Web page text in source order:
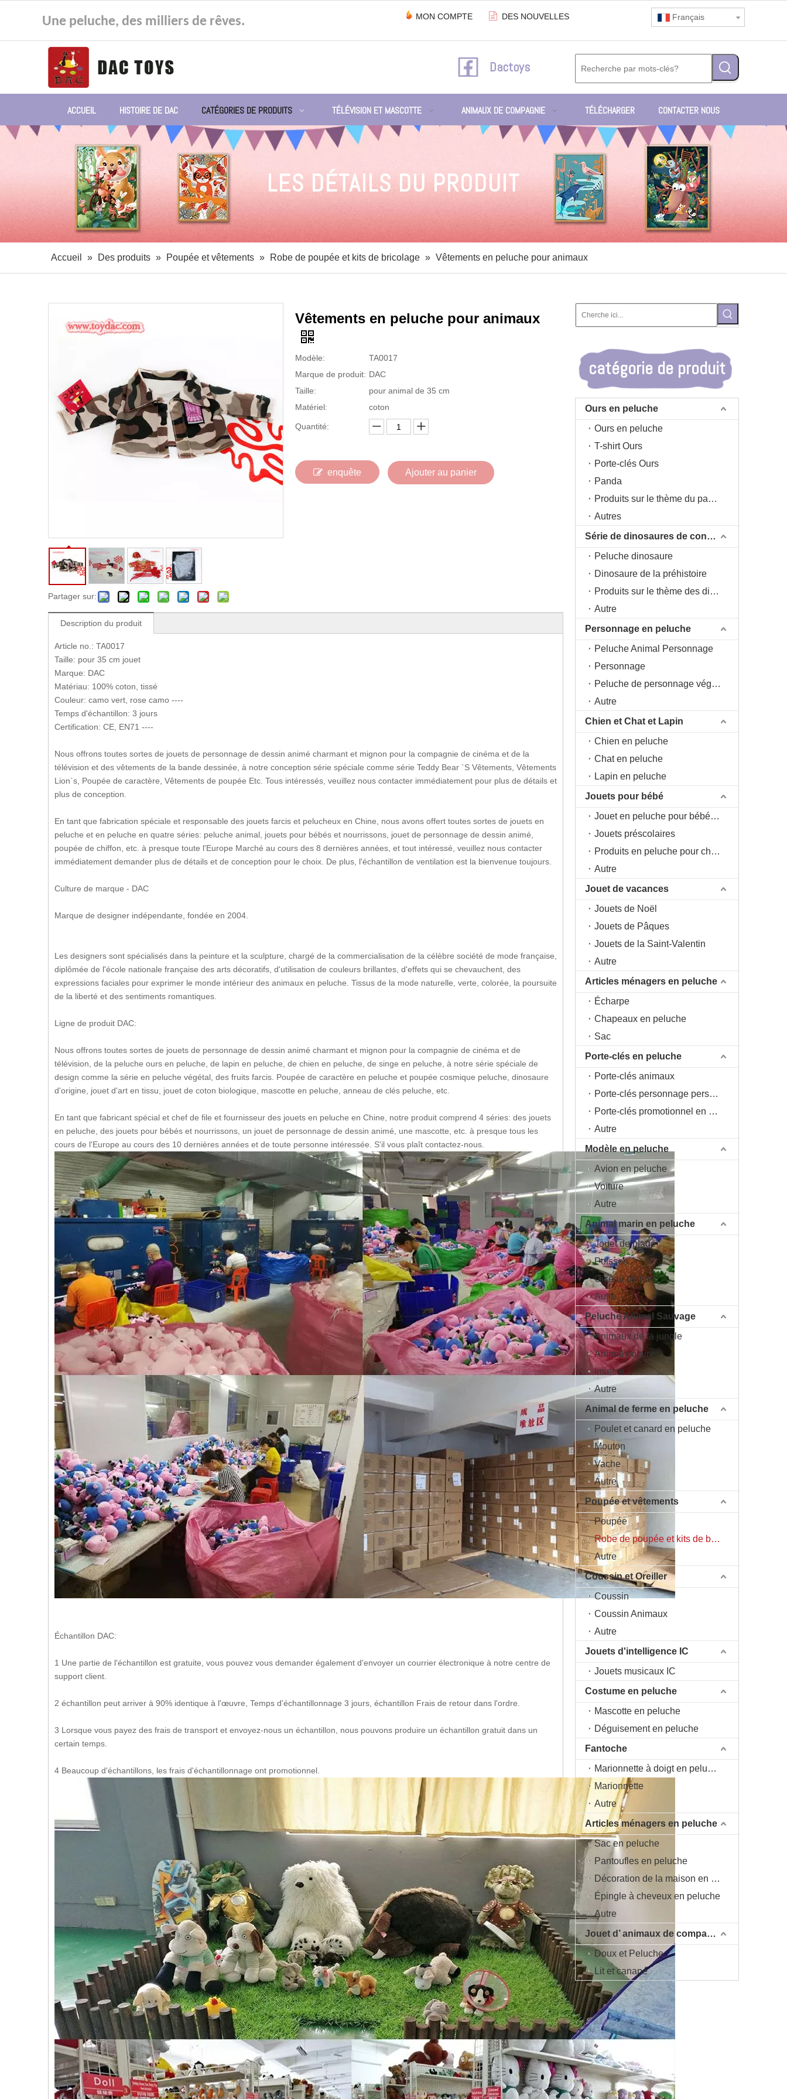
Une peluche, des milliers de rêves. MON COMPTE  DES NOUVELLES Français
Dactoys
ACCUEIL HISTOIRE DE DAC CATÉGORIES DE PRODUITS TÉLÉVISION ET MASCOTTE ANIMAUX DE COMPAGNIE TÉLÉCHARGER CONTACTER NOUS
LES DÉTAILS DU PRODUIT
Accueil » Des produits » Poupée et vêtements » Robe de poupée et kits de bricolage » Vêtements en peluche pour animaux
Partager sur:
Vêtements en peluche pour animaux
Modèle:
TA0017
Marque de produit: DAC
Taille:
pour animal de 35 cm
Matériel:
coton
Quantité:
enquête Ajouter au panier
Description du produit
Article no.: TA0017
Taille: pour 35 cm jouet
Marque: DAC
Matériau: 100% coton, tissé
Couleur: camo vert, rose camo ----
Temps d'échantillon: 3 jours
Certification: CE, EN71 ----
Nous offrons toutes sortes de jouets de personnage de dessin animé charmant et mignon pour la compagnie de cinéma et de la
télévision et des vêtements de la bande dessinée, à notre conception série spéciale comme série Teddy Bear `S Vêtements, Vêtements
Lion`s, Poupée de caractère, Vêtements de poupée Etc. Tous intéressés, veuillez nous contacter immédiatement pour plus de détails et
plus de conception.
En tant que fabrication spéciale et responsable des jouets farcis et pelucheux en Chine, nous avons offert toutes sortes de jouets en
peluche et en peluche en quatre séries: peluche animal, jouets pour bébés et nourrissons, jouet de personnage de dessin animé,
poupée de chiffon, etc. à presque toute l'Europe Marché au cours des 8 dernières années, et tout intéressé, veuillez nous contacter
immédiatement demander plus de détails et de conception pour le choix. De plus, l'échantillon de ventilation est la bienvenue toujours.
Culture de marque - DAC
Marque de designer indépendante, fondée en 2004.
Les designers sont spécialisés dans la peinture et la sculpture, chargé de la commercialisation de la célèbre société de mode française,
diplômée de l'école nationale française des arts décoratifs, d'utilisation de couleurs brillantes, d'effets qui se chevauchent, des
expressions faciales pour exprimer le monde intérieur des animaux en peluche. Tissus de la mode naturelle, verte, colorée, la poursuite
de la liberté et des sentiments romantiques.
Ligne de produit DAC:
Nous offrons toutes sortes de jouets de personnage de dessin animé charmant et mignon pour la compagnie de cinéma et de
télévision, de la peluche ours en peluche, de lapin en peluche, de chien en peluche, de singe en peluche, à notre série spéciale de
design comme la série en peluche végétal, des fruits farcis. Poupée de caractère en peluche et poupée cosmique peluche, dinosaure
d'origine, jouet d'art en tissu, jouet de coton biologique, mascotte en peluche, anneau de clés peluche, etc.
En tant que fabricant spécial et chef de file et fournisseur des jouets en peluche en Chine, notre produit comprend 4 séries: des jouets
en peluche, des jouets pour bébés et nourrissons, un jouet de personnage de dessin animé, une mascotte, etc. à presque tous les
cours de l'Europe au cours des 10 dernières années et de toute personne intéressée. S'il vous plaît contactez-nous.
Échantillon DAC:
1 Une partie de l'échantillon est gratuite, vous pouvez vous demander également d'envoyer un courrier électronique à notre centre de
support client.
2 échantillon peut arriver à 90% identique à l'œuvre, Temps d'échantillonnage 3 jours, échantillon Frais de retour dans l'ordre.
3 Lorsque vous payez des frais de transport et envoyez-nous un échantillon, nous pouvons produire un échantillon gratuit dans un
certain temps.
4 Beaucoup d'échantillons, les frais d'échantillonnage ont promotionnel.
catégorie de produit
Ours en peluche
Ours en peluche
T-shirt Ours
Porte-clés Ours
Panda
Produits sur le thème du panda
Autres
Série de dinosaures de conception originale DAC
Peluche dinosaure
Dinosaure de la préhistoire
Produits sur le thème des dinosaures
Autre
Personnage en peluche
Peluche Animal Personnage
Personnage
Peluche de personnage végétal
Autre
Chien et Chat et Lapin
Chien en peluche
Chat en peluche
Lapin en peluche
Jouets pour bébé
Jouet en peluche pour bébé 0+
Jouets préscolaires
Produits en peluche pour chambre d'enfant
Autre
Jouet de vacances
Jouets de Noël
Jouets de Pâques
Jouets de la Saint-Valentin
Autre
Articles ménagers en peluche
Écharpe
Chapeaux en peluche
Sac
Porte-clés en peluche
Porte-clés animaux
Porte-clés personnage personnage
Porte-clés promotionnel en peluche
Autre
Modèle en peluche
Avion en peluche
Voiture
Autre
Animal marin en peluche
Jouet de plage
Poisson
Oiseau de mer
Autre
Peluche Animal Sauvage
Animaux de la jungle
Animal polaire
Insecte
Autre
Animal de ferme en peluche
Poulet et canard en peluche
Mouton
Vache
Autre
Poupée et vêtements
Poupée
Robe de poupée et kits de bricolage
Autre
Coussin et Oreiller
Coussin
Coussin Animaux
Autre
Jouets d'intelligence IC
Jouets musicaux IC
Costume en peluche
Mascotte en peluche
Déguisement en peluche
Fantoche
Marionnette à doigt en peluche
Marionnette
Autre
Articles ménagers en peluche
Sac en peluche
Pantoufles en peluche
Décoration de la maison en peluche
Épingle à cheveux en peluche
Autre
Jouet d’ animaux de compagnie
Doux et Peluche
Lit et canapé